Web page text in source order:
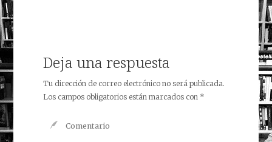
Deja una respuesta
Tu dirección de correo electrónico no será publicada.
Los campos obligatorios están marcados con *